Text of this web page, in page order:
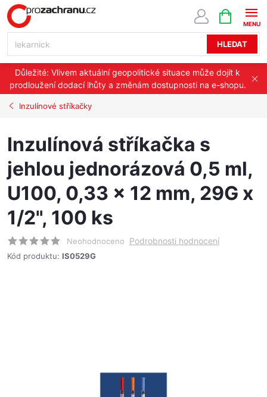
Přejít
na
HLEDAT
NÁKUPNÍ
KOŠÍK
Důležité: Vlivem aktuální geopolitické situace může dojít k
prodloužení dodací lhůty a změnám dostupnosti na e-shopu.
Inzulínové stříkačky
Inzulínová stříkačka s
jehlou jednorázová 0,5 ml,
U100, 0,33 x 12 mm, 29G x
1/2", 100 ks
Neohodnoceno Podrobnosti hodnocení
Kód produktu: IS0529G